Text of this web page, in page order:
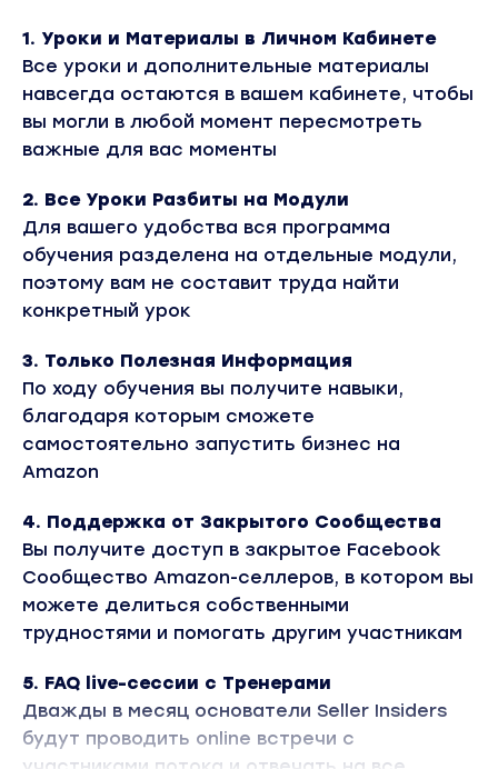
1. Уроки и Материалы в Личном Кабинете
Все уроки и дополнительные материалы
навсегда остаются в вашем кабинете, чтобы
вы могли в любой момент пересмотреть
важные для вас моменты
2. Все Уроки Разбиты на Модули
Для вашего удобства вся программа
обучения разделена на отдельные модули,
поэтому вам не составит труда найти
конкретный урок
3. Только Полезная Информация
По ходу обучения вы получите навыки,
благодаря которым сможете
самостоятельно запустить бизнес на
Amazon
4. Поддержка от Закрытого Сообщества
Вы получите доступ в закрытое Facebook
Сообщество Amazon-селлеров, в котором вы
можете делиться собственными
трудностями и помогать другим участникам
5. FAQ live-сессии с Тренерами
Дважды в месяц основатели Seller Insiders
будут проводить online встречи с